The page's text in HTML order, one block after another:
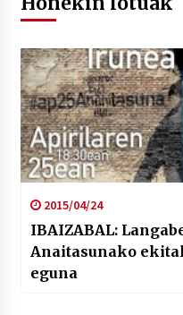
2015/04/24
IBAIZABAL:
Anaitasunako
eguna